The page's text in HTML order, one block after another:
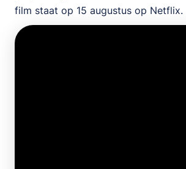
film staat op 15 augustus op Netflix.